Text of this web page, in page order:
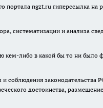
ngzt.ru гиперссылка на
систематизации и анализа
кем-либо в какой бы то ни было
соблюдения законодательства
достоинства,